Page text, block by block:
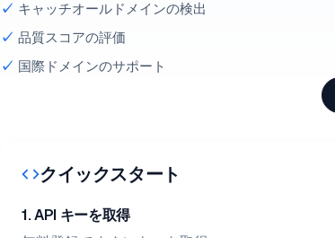
キャッチオールドメインの検出
品質スコアの評価
国際ドメインのサポート
クイックスタート
1. API キーを取得